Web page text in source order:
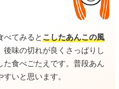
べてみるとこしたあんこの風
後味の切れが良くさっぱりし
食べごたえです。普段あん
いと思います。